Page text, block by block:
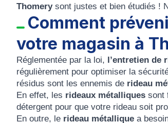
Thomerysont justes et bien étudiés !
Comment
votre magasin à
Réglementée par la loi, l’entretien de
régulièrement pour optimiser la
résidus sont les ennemis de rideau
En effet, les rideaux métalliques sont
détergent pour que votre rideau soit
En outre, le rideau métallique a